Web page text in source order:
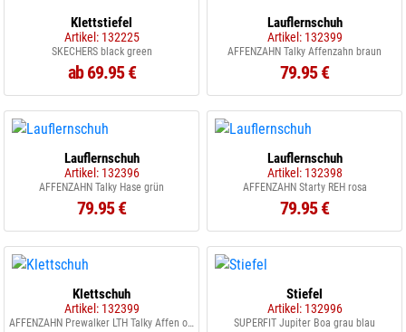
Klettstiefel
Artikel: 132225
SKECHERS black green
ab 69.95 €
Lauflernschuh
Artikel: 132399
AFFENZAHN Talky Affenzahn braun
79.95 €
Lauflernschuh
Artikel: 132396
AFFENZAHN Talky Hase grün
79.95 €
Lauflernschuh
Artikel: 132398
AFFENZAHN Starty REH rosa
79.95 €
Klettschuh
Artikel: 132399
AFFENZAHN Prewalker LTH Talky Affen orange beige
Stiefel
Artikel: 132996
SUPERFIT Jupiter Boa grau blau